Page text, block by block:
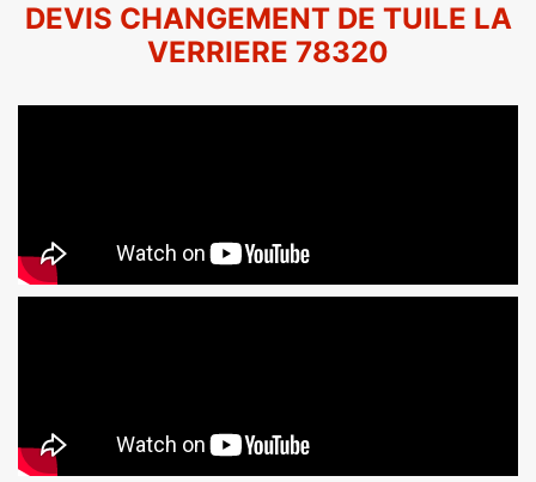
DEVIS CHANGEMENT DE TUILE LA
VERRIERE 78320